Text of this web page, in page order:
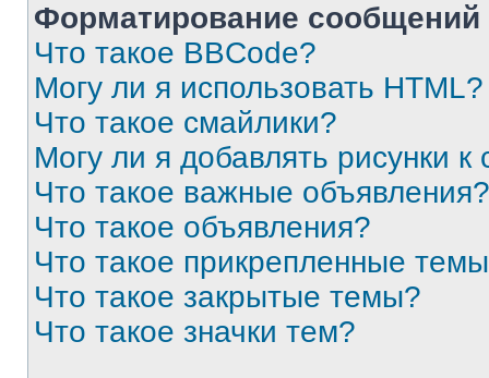
Форматирование
Что такое BBCode?
Могу ли я использовать HTML?
Что такое смайлики?
Могу ли я добавлять рисунки
Что такое важные объявления?
Что такое объявления?
Что такое прикрепленные
Что такое закрытые темы?
Что такое значки тем?